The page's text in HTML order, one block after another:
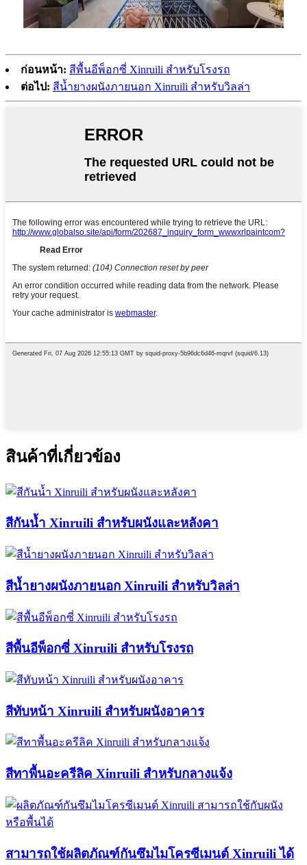
ก่อนหน้า: สีพื้นอีพ็อกซี่ Xinruili สำหรับโรงรถ
ต่อไป: สีน้ำยางผนังภายนอก Xinruili สำหรับวิลล่า
สินค้าที่เกี่ยวข้อง
สีกันน้ำ Xinruili สำหรับผนังและหลังคา
สีน้ำยางผนังภายนอก Xinruili สำหรับวิลล่า
สีพื้นอีพ็อกซี่ Xinruili สำหรับโรงรถ
สีทับหน้า Xinruili สำหรับผนังอาคาร
สีทาพื้นอะครีลิค Xinruili สำหรับกลางแจ้ง
สามารถใช้ผลิตภัณฑ์กันซึมไมโครซีเมนต์ Xinruili ได้